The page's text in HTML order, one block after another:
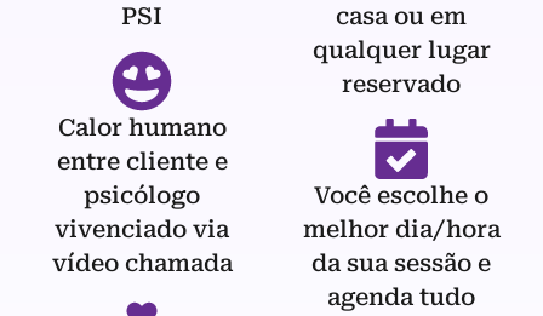
PSI
Calor humano
entre cliente e
psicólogo
vivenciado via
vídeo chamada
casa ou em
qualquer lugar
reservado
Você escolhe o
melhor dia/hora
da sua sessão e
agenda tudo